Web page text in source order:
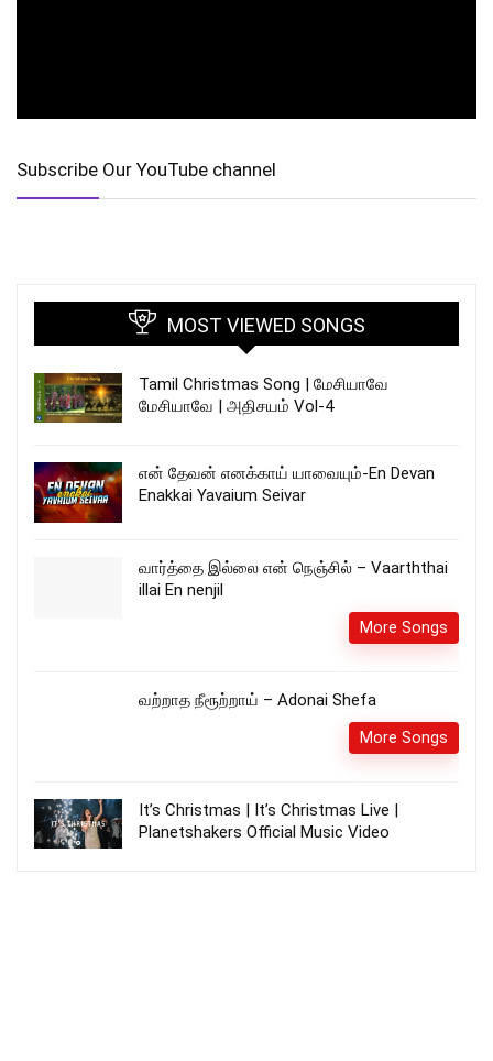
Subscribe Our YouTube channel
MOST VIEWED SONGS
Tamil Christmas Song | மேசியாவே
மேசியாவே | அதிசயம் Vol-4
என் தேவன் எனக்காய் யாவையும்-En Devan
Enakkai Yavaium Seivar
வார்த்தை இல்லை என் நெஞ்சில் – Vaarththai
illai En nenjil
More Songs
வற்றாத நீரூற்றாய் – Adonai Shefa
More Songs
It’s Christmas | It’s Christmas Live |
Planetshakers Official Music Video